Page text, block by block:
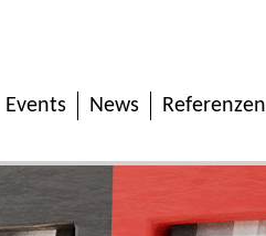
Events News Referenzen